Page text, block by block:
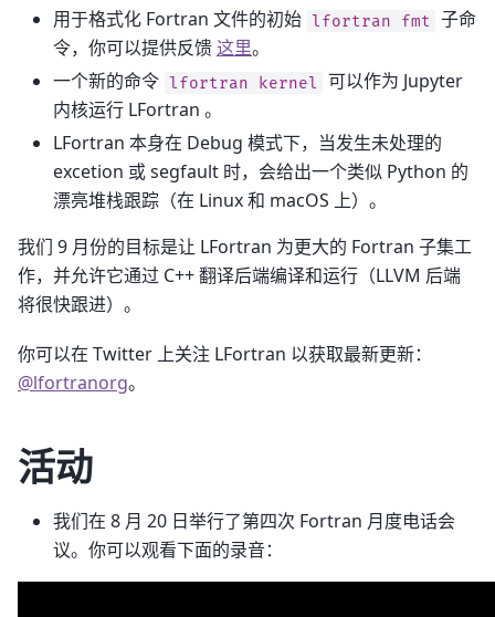
用于格式化 Fortran 文件的初始 lfortran fmt
子命
令，你可以提供反馈这里。
一个新的命令 lfortran kernel
可以作为 Jupyter
内核运行 LFortran 。
LFortran 本身在 Debug 模式下，当发生未处理的
excetion 或 segfault 时，会给出一个类似 Python 的
漂亮堆栈跟踪（在 Linux 和 macOS 上）。
我们 9 月份的目标是让 LFortran 为更大的 Fortran 子集工
作，并允许它通过 C++ 翻译后端编译和运行（LLVM 后端
将很快跟进）。
你可以在 Twitter 上关注 LFortran 以获取最新更新：
@lfortranorg。
活动
我们在 8 月 20 日举行了第四次 Fortran 月度电话会
议。你可以观看下面的录音：